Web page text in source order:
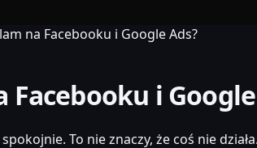
na Facebooku i Google Ads?
i
To nie znaczy, że coś nie